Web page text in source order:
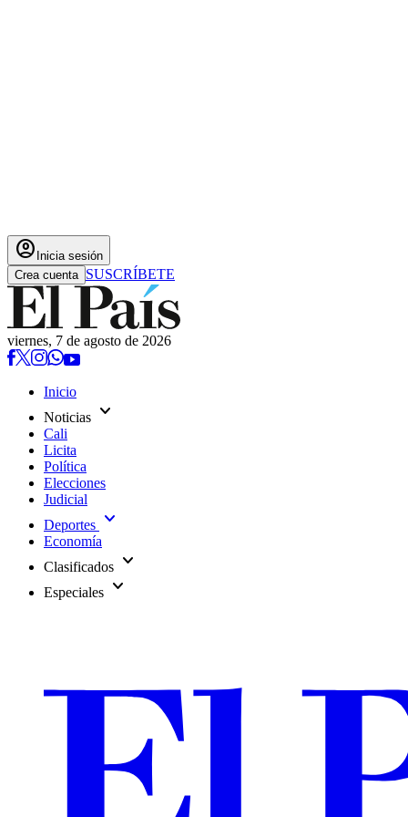
account_circle Inicia sesión
Crea cuenta SUSCRÍBETE
viernes, 7 de agosto de 2026
Inicio
Noticias expand_more
Cali
Licita
Política
Elecciones
Judicial
Deportes expand_more
Economía
Clasificados expand_more
Especiales expand_more